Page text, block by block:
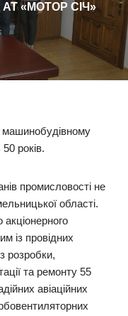
«МОТОР СІЧ»
машинобудівному
років.
промисловості не
області.
із провідних
розробки,
та ремонту 55
авіаційних